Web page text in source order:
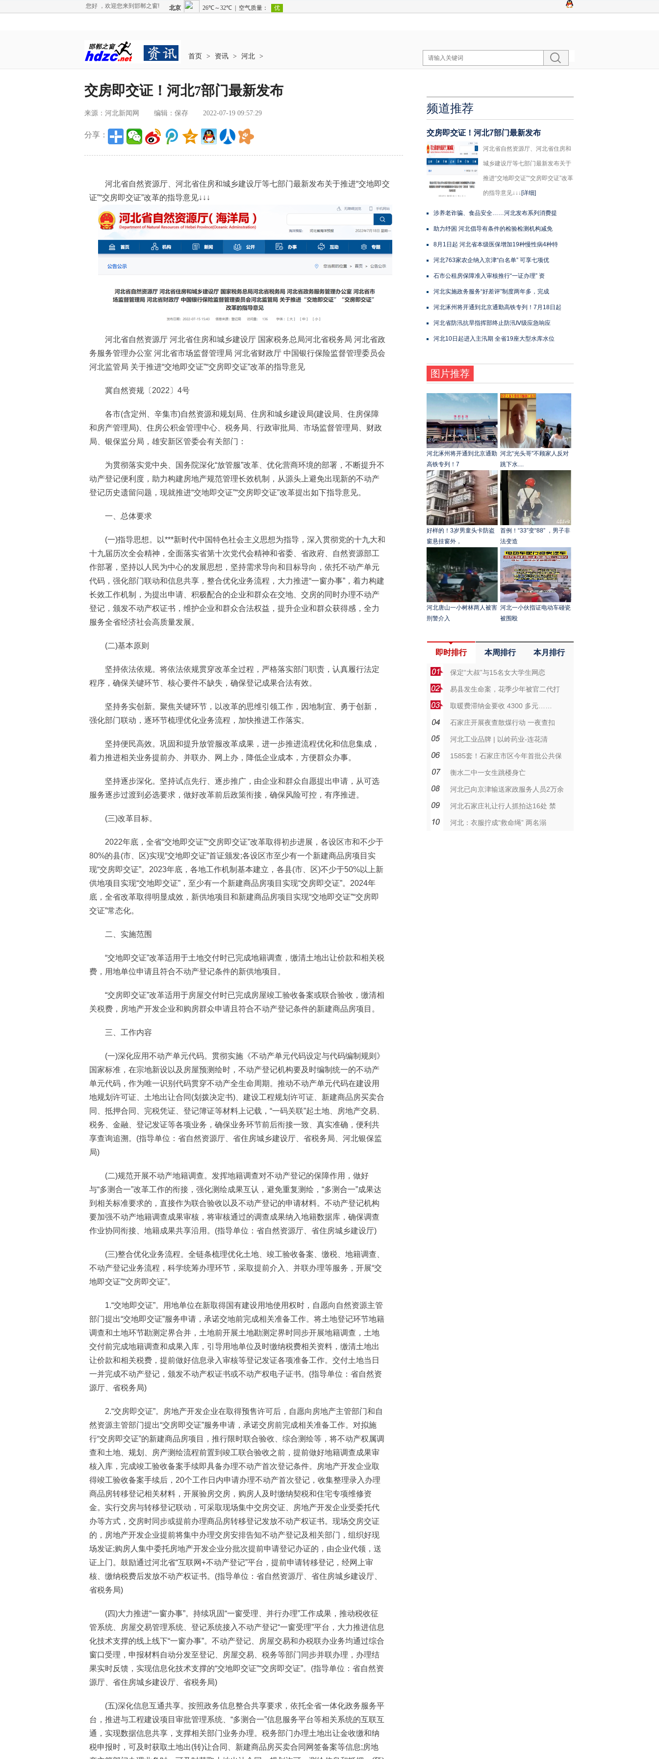
您好 ，欢迎您来到邯郸之窗!
首页 > 资讯 > 河北 >
交房即交证！河北7部门最新发布
来源：河北新闻网 编辑：保存 2022-07-19 09:57:29
分享：
河北省自然资源厅、河北省住房和城乡建设厅等七部门最新发布关于推进“交地即交
证”“交房即交证”改革的指导意见↓↓↓
河北省自然资源厅 河北省住房和城乡建设厅 国家税务总局河北省税务局 河北省政
务服务管理办公室 河北省市场监督管理局 河北省财政厅 中国银行保险监督管理委员会
河北监管局 关于推进“交地即交证”“交房即交证”改革的指导意见
冀自然资规〔2022〕4号
各市(含定州、辛集市)自然资源和规划局、住房和城乡建设局(建设局、住房保障
和房产管理局)、住房公积金管理中心、税务局、行政审批局、市场监督管理局、财政
局、银保监分局，雄安新区管委会有关部门：
为贯彻落实党中央、国务院深化“放管服”改革、优化营商环境的部署，不断提升不
动产登记便利度，助力构建房地产规范管理长效机制，从源头上避免出现新的不动产
登记历史遗留问题，现就推进“交地即交证”“交房即交证”改革提出如下指导意见。
一、总体要求
(一)指导思想。以***新时代中国特色社会主义思想为指导，深入贯彻党的十九大和
十九届历次全会精神，全面落实省第十次党代会精神和省委、省政府、自然资源部工
作部署，坚持以人民为中心的发展思想，坚持需求导向和目标导向，依托不动产单元
代码，强化部门联动和信息共享，整合优化业务流程，大力推进“一窗办事”，着力构建
长效工作机制，为提出申请、积极配合的企业和群众在交地、交房的同时办理不动产
登记，颁发不动产权证书，维护企业和群众合法权益，提升企业和群众获得感，全力
服务全省经济社会高质量发展。
(二)基本原则
坚持依法依规。将依法依规贯穿改革全过程，严格落实部门职责，认真履行法定
程序，确保关键环节、核心要件不缺失，确保登记成果合法有效。
坚持务实创新。聚焦关键环节，以改革的思维引领工作，因地制宜、勇于创新，
强化部门联动，逐环节梳理优化业务流程，加快推进工作落实。
坚持便民高效。巩固和提升放管服改革成果，进一步推进流程优化和信息集成，
着力推进相关业务提前办、并联办、网上办，降低企业成本，方便群众办事。
坚持逐步深化。坚持试点先行、逐步推广，由企业和群众自愿提出申请，从可选
服务逐步过渡到必选要求，做好改革前后政策衔接，确保风险可控，有序推进。
(三)改革目标。
2022年底，全省“交地即交证”“交房即交证”改革取得初步进展，各设区市和不少于
80%的县(市、区)实现“交地即交证”首证颁发;各设区市至少有一个新建商品房项目实
现“交房即交证”。2023年底，各地工作机制基本建立，各县(市、区)不少于50%以上新
供地项目实现“交地即交证”，至少有一个新建商品房项目实现“交房即交证”。2024年
底，全省改革取得明显成效，新供地项目和新建商品房项目实现“交地即交证”“交房即
交证”常态化。
二、实施范围
“交地即交证”改革适用于土地交付时已完成地籍调查，缴清土地出让价款和相关税
费，用地单位申请且符合不动产登记条件的新供地项目。
“交房即交证”改革适用于房屋交付时已完成房屋竣工验收备案或联合验收，缴清相
关税费，房地产开发企业和购房群众申请且符合不动产登记条件的新建商品房项目。
三、工作内容
(一)深化应用不动产单元代码。贯彻实施《不动产单元代码设定与代码编制规则》
国家标准，在宗地新设以及房屋预测绘时，不动产登记机构要及时编制统一的不动产
单元代码，作为唯一识别代码贯穿不动产全生命周期。推动不动产单元代码在建设用
地规划许可证、土地出让合同(划拨决定书)、建设工程规划许可证、新建商品房买卖合
同、抵押合同、完税凭证、登记簿证等材料上记载，“一码关联”起土地、房地产交易、
税务、金融、登记发证等各项业务，确保业务环节前后衔接一致、真实准确，便利共
享查询追溯。(指导单位：省自然资源厅、省住房城乡建设厅、省税务局、河北银保监
局)
(二)规范开展不动产地籍调查。发挥地籍调查对不动产登记的保障作用，做好
与“多测合一”改革工作的衔接，强化测绘成果互认，避免重复测绘，“多测合一”成果达
到相关标准要求的，直接作为联合验收以及不动产登记的申请材料。不动产登记机构
要加强不动产地籍调查成果审核，将审核通过的调查成果纳入地籍数据库，确保调查
作业协同衔接、地籍成果共享沿用。(指导单位：省自然资源厅、省住房城乡建设厅)
(三)整合优化业务流程。全链条梳理优化土地、竣工验收备案、缴税、地籍调查、
不动产登记业务流程，科学统筹办理环节，采取提前介入、并联办理等服务，开展“交
地即交证”“交房即交证”。
1.“交地即交证”。用地单位在新取得国有建设用地使用权时，自愿向自然资源主管
部门提出“交地即交证”服务申请，承诺交地前完成相关准备工作。将土地登记环节地籍
调查和土地环节勘测定界合并，土地前开展土地勘测定界时同步开展地籍调查，土地
交付前完成地籍调查和成果入库，引导用地单位及时缴纳税费相关资料，缴清土地出
让价款和相关税费，提前做好信息录入审核等登记发证各项准备工作。交付土地当日
一并完成不动产登记，颁发不动产权证书或不动产权电子证书。(指导单位：省自然资
源厅、省税务局)
2.“交房即交证”。房地产开发企业在取得预售许可后，自愿向房地产主管部门和自
然资源主管部门提出“交房即交证”服务申请，承诺交房前完成相关准备工作。对拟施
行“交房即交证”的新建商品房项目，推行限时联合验收、综合测绘等，将不动产权属调
查和土地、规划、房产测绘流程前置到竣工联合验收之前，提前做好地籍调查成果审
核入库，完成竣工验收备案手续即具备办理不动产首次登记条件。房地产开发企业取
得竣工验收备案手续后，20个工作日内申请办理不动产首次登记，收集整理录入办理
商品房转移登记相关材料，开展验房交房，购房人及时缴纳契税和住宅专项维修资
金。实行交房与转移登记联动，可采取现场集中交房交证、房地产开发企业受委托代
办等方式，交房时同步或提前办理商品房转移登记发放不动产权证书。现场交房交证
的，房地产开发企业提前将集中办理交房安排告知不动产登记及相关部门，组织好现
场发证;购房人集中委托房地产开发企业分批次提前申请登记办证的，由企业代领，送
证上门。鼓励通过河北省“互联网+不动产登记”平台，提前申请转移登记，经网上审
核、缴纳税费后发放不动产权证书。(指导单位：省自然资源厅、省住房城乡建设厅、
省税务局)
(四)大力推进“一窗办事”。持续巩固“一窗受理、并行办理”工作成果，推动税收征
管系统、房屋交易管理系统、登记系统接入不动产登记“一窗受理”平台，大力推进信息
化技术支撑的线上线下“一窗办事”。不动产登记、房屋交易和办税联办业务均通过综合
窗口受理，申报材料自动分发至登记、房屋交易、税务等部门同步并联办理，办理结
果实时反馈，实现信息化技术支撑的“交地即交证”“交房即交证”。(指导单位：省自然资
源厅、省住房城乡建设厅、省税务局)
(五)深化信息互通共享。按照政务信息整合共享要求，依托全省一体化政务服务平
台，推进与工程建设项目审批管理系统、“多测合一”信息服务平台等相关系统的互联互
通，实现数据信息共享，支撑相关部门业务办理。税务部门办理土地出让金收缴和纳
税申报时，可及时获取土地出(转)让合同、新建商品房买卖合同网签备案等信息;房地
频道推荐
交房即交证！河北7部门最新发布
河北省自然资源厅、河北省住房和
城乡建设厅等七部门最新发布关于
推进“交地即交证”“交房即交证”改革
的指导意见↓↓↓ [详细]
涉养老诈骗、食品安全……河北发布系列消费提
助力纾困 河北倡导有条件的检验检测机构减免
8月1日起 河北省本级医保增加19种慢性病4种特
河北763家农企纳入京津“白名单” 可享七项优
石市公租房保障准入审核推行“一证办理” 资
河北实施政务服务“好差评”制度两年多，完成
河北涿州将开通到北京通勤高铁专列！7月18日起
河北省防汛抗旱指挥部终止防汛Ⅳ级应急响应
河北10日起进入主汛期 全省19座大型水库水位
图片推荐
河北涿州将开通到北京通勤
高铁专列！7
河北“光头哥”不顾家人反对
跳下水....
好样的！3岁男童头卡防盗
窗悬挂窗外，
首例！“33”变“88” ，男子非
法变造
河北唐山一小树林两人被害
刑警介入
河北一小伙指证电动车碰瓷
被围殴
即时排行 本周排行 本月排行
保定“大叔”与15名女大学生网恋
易县发生命案，花季少年被官二代打
取暖费滞纳金要收 4300 多元……
石家庄开展夜查散煤行动 一夜查扣
河北工业品牌 | 以岭药业-连花清
1585套！石家庄市区今年首批公共保
衡水二中一女生跳楼身亡
河北已向京津输送家政服务人员2万余
河北石家庄礼让行人抓拍达16处 禁
河北：衣服拧成“救命绳” 两名溺